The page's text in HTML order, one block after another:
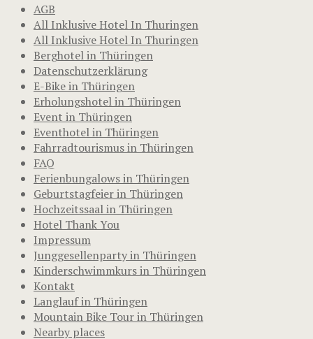
AGB
All Inklusive Hotel In Thuringen
All Inklusive Hotel In Thuringen
Berghotel in Thüringen
Datenschutzerklärung
E-Bike in Thüringen
Erholungshotel in Thüringen
Event in Thüringen
Eventhotel in Thüringen
Fahrradtourismus in Thüringen
FAQ
Ferienbungalows in Thüringen
Geburtstagfeier in Thüringen
Hochzeitssaal in Thüringen
Hotel Thank You
Impressum
Junggesellenparty in Thüringen
Kinderschwimmkurs in Thüringen
Kontakt
Langlauf in Thüringen
Mountain Bike Tour in Thüringen
Nearby places